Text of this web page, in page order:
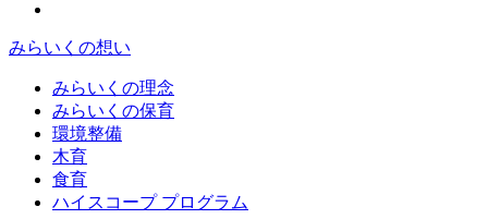
みらいくの想い
みらいくの理念
みらいくの保育
環境整備
木育
食育
ハイスコープ プログラム